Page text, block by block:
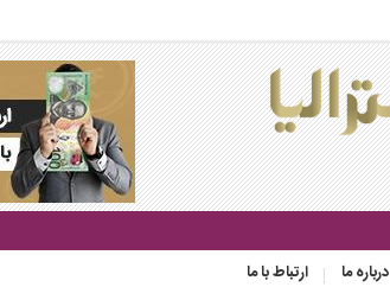
درباره ما ارتباط با ما